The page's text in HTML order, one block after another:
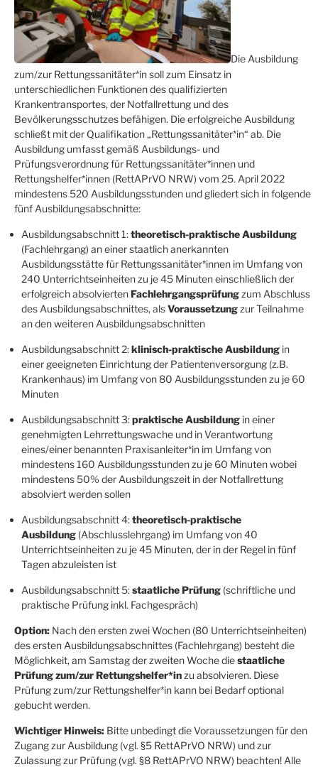
Die Ausbildung
zum/zur Rettungssanitäter*in soll zum Einsatz in
unterschiedlichen Funktionen des qualifizierten
Krankentransportes, der Notfallrettung und des
Bevölkerungsschutzes befähigen. Die erfolgreiche Ausbildung
schließt mit der Qualifikation „Rettungssanitäter*in“ ab. Die
Ausbildung umfasst gemäß Ausbildungs- und
Prüfungsverordnung für Rettungssanitäter*innen und
Rettungshelfer*innen (RettAPrVO NRW) vom 25. April 2022
mindestens 520 Ausbildungsstunden und gliedert sich in folgende
fünf Ausbildungsabschnitte:
Ausbildungsabschnitt 1:theoretisch-praktische Ausbildung
(Fachlehrgang) an einer staatlich anerkannten
Ausbildungsstätte für Rettungssanitäter*innen im Umfang von
240 Unterrichtseinheiten zu je 45 Minuten einschließlich der
erfolgreich absolviertenFachlehrgangsprüfung zum Abschluss
des Ausbildungsabschnittes, alsVoraussetzung zur Teilnahme
an den weiteren Ausbildungsabschnitten
Ausbildungsabschnitt 2:klinisch-praktische Ausbildung in
einer geeigneten Einrichtung der Patientenversorgung (z.B.
Krankenhaus) im Umfang von 80 Ausbildungsstunden zu je 60
Minuten
Ausbildungsabschnitt 3:praktische Ausbildung in einer
genehmigten Lehrrettungswache und in Verantwortung
eines/einer benannten Praxisanleiter*in im Umfang von
mindestens 160 Ausbildungsstunden zu je 60 Minuten wobei
mindestens 50% der Ausbildungszeit in der Notfallrettung
absolviert werden sollen
Ausbildungsabschnitt 4:theoretisch-praktische
Ausbildung (Abschlusslehrgang) im Umfang von 40
Unterrichtseinheiten zu je 45 Minuten, der in der Regel in fünf
Tagen abzuleisten ist
Ausbildungsabschnitt 5:staatliche Prüfung (schriftliche und
praktische Prüfung inkl. Fachgespräch)
Option: Nach den ersten zwei Wochen (80 Unterrichtseinheiten)
des ersten Ausbildungsabschnittes (Fachlehrgang) besteht die
Möglichkeit, am Samstag der zweiten Woche diestaatliche
Prüfung zum/zur Rettungshelfer*in zu absolvieren. Diese
Prüfung zum/zur Rettungshelfer*in kann bei Bedarf optional
gebucht werden.
Wichtiger Hinweis: Bitte unbedingt die Voraussetzungen für den
Zugang zur Ausbildung (vgl. §5 RettAPrVO NRW) und zur
Zulassung zur Prüfung (vgl. §8 RettAPrVO NRW) beachten! Alle